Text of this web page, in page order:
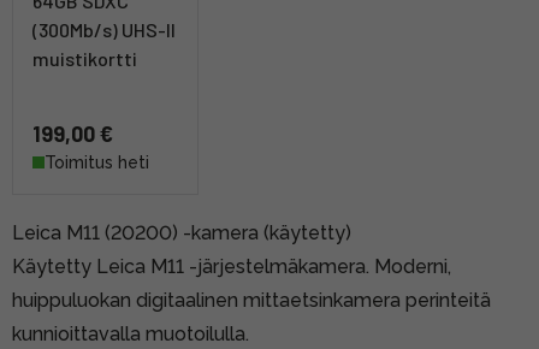
(300Mb/s) UHS-II
muistikortti
199,00 €
Toimitus heti
Leica M11 (20200) -kamera (käytetty)
Käytetty Leica M11 -järjestelmäkamera. Moderni,
huippuluokan digitaalinen mittaetsinkamera perinteitä
kunnioittavalla muotoilulla.